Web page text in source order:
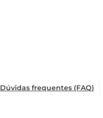
Dúvidas frequentes (FAQ)